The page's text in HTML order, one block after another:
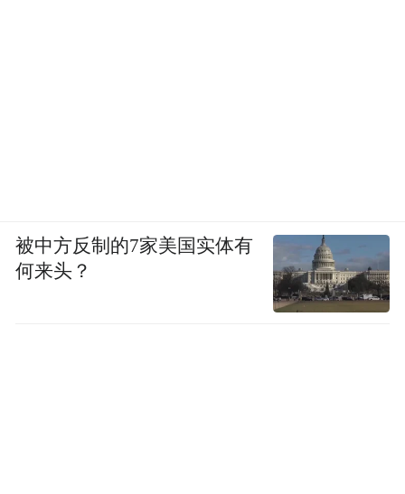
被中方反制的7家美国实体有
何来头？